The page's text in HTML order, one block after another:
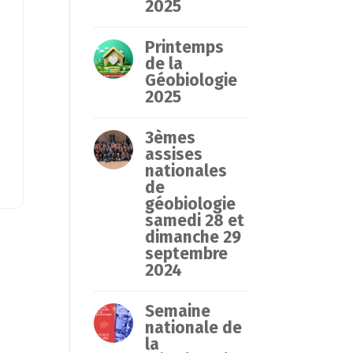
2025
Printemps
de la
Géobiologie
2025
3èmes
assises
nationales
de
géobiologie
samedi 28 et
dimanche 29
septembre
2024
Semaine
nationale de
la